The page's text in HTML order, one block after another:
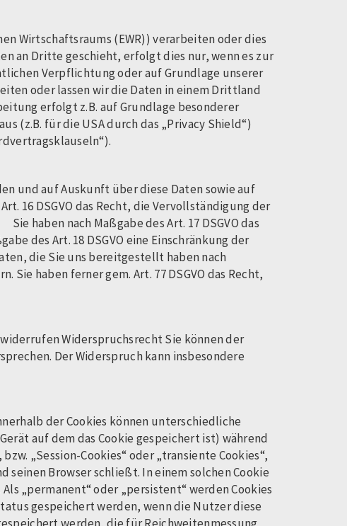
Wirtschaftsraums (EWR)) verarbeiten oder dies
an Dritte geschieht, erfolgt dies nur, wenn es zur
Verpflichtung oder auf Grundlage unserer
oder lassen wir die Daten in einem Drittland
erfolgt z.B. auf Grundlage besonderer
(z.B. für die USA durch das „Privacy Shield“)
und auf Auskunft über diese Daten sowie auf
16 DSGVO das Recht, die Vervollständigung der
haben nach Maßgabe des Art. 17 DSGVO das
des Art. 18 DSGVO eine Einschränkung der
die Sie uns bereitgestellt haben nach
haben ferner gem. Art. 77 DSGVO das Recht,
Widerspruchsrecht Sie können der
Der Widerspruch kann insbesondere
der Cookies können unterschiedliche
auf dem das Cookie gespeichert ist) während
„Session-Cookies“ oder „transiente Cookies“,
Browser schließt. In einem solchen Cookie
„permanent“ oder „persistent“ werden Cookies
gespeichert werden, wenn die Nutzer diese